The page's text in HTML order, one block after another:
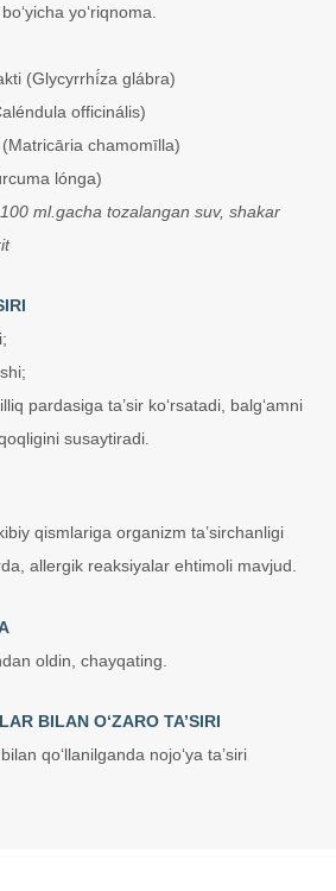
yo‘riqnoma.
(Glycyrrhí́za glábra)
officinális)
chamomīlla)
lónga)
ml.gacha tozalangan suv, shakar
pardasiga ta’sir ko‘rsatadi, balg‘amni
susaytiradi.
qismlariga organizm ta’sirchanligi
allergik reaksiyalar ehtimoli mavjud.
oldin, chayqating.
BILAN O‘ZARO TA’SIRI
qo‘llanilganda nojo‘ya ta’siri